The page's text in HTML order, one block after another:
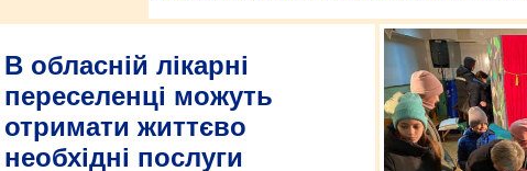
В обласній лікарні
переселенці можуть
отримати життєво
необхідні послуги